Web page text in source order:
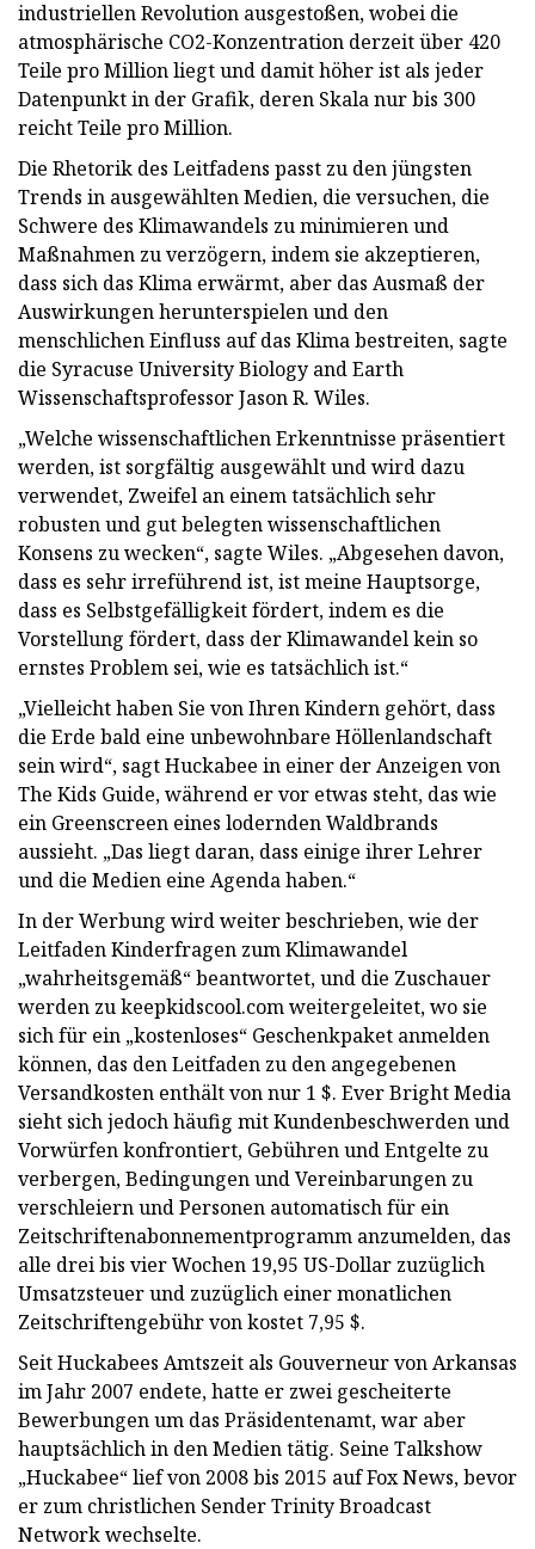
industriellen Revolution ausgestoßen, wobei die
atmosphärische CO2-Konzentration derzeit über 420
Teile pro Million liegt und damit höher ist als jeder
Datenpunkt in der Grafik, deren Skala nur bis 300
reicht Teile pro Million.
Die Rhetorik des Leitfadens passt zu den jüngsten
Trends in ausgewählten Medien, die versuchen, die
Schwere des Klimawandels zu minimieren und
Maßnahmen zu verzögern, indem sie akzeptieren,
dass sich das Klima erwärmt, aber das Ausmaß der
Auswirkungen herunterspielen und den
menschlichen Einfluss auf das Klima bestreiten, sagte
die Syracuse University Biology and Earth
Wissenschaftsprofessor Jason R. Wiles.
„Welche wissenschaftlichen Erkenntnisse präsentiert
werden, ist sorgfältig ausgewählt und wird dazu
verwendet, Zweifel an einem tatsächlich sehr
robusten und gut belegten wissenschaftlichen
Konsens zu wecken“, sagte Wiles. „Abgesehen davon,
dass es sehr irreführend ist, ist meine Hauptsorge,
dass es Selbstgefälligkeit fördert, indem es die
Vorstellung fördert, dass der Klimawandel kein so
ernstes Problem sei, wie es tatsächlich ist.“
„Vielleicht haben Sie von Ihren Kindern gehört, dass
die Erde bald eine unbewohnbare Höllenlandschaft
sein wird“, sagt Huckabee in einer der Anzeigen von
The Kids Guide, während er vor etwas steht, das wie
ein Greenscreen eines lodernden Waldbrands
aussieht. „Das liegt daran, dass einige ihrer Lehrer
und die Medien eine Agenda haben.“
In der Werbung wird weiter beschrieben, wie der
Leitfaden Kinderfragen zum Klimawandel
„wahrheitsgemäß“ beantwortet, und die Zuschauer
werden zu keepkidscool.com weitergeleitet, wo sie
sich für ein „kostenloses“ Geschenkpaket anmelden
können, das den Leitfaden zu den angegebenen
Versandkosten enthält von nur 1 $. Ever Bright Media
sieht sich jedoch häufig mit Kundenbeschwerden und
Vorwürfen konfrontiert, Gebühren und Entgelte zu
verbergen, Bedingungen und Vereinbarungen zu
verschleiern und Personen automatisch für ein
Zeitschriftenabonnementprogramm anzumelden, das
alle drei bis vier Wochen 19,95 US-Dollar zuzüglich
Umsatzsteuer und zuzüglich einer monatlichen
Zeitschriftengebühr von kostet 7,95 $.
Seit Huckabees Amtszeit als Gouverneur von Arkansas
im Jahr 2007 endete, hatte er zwei gescheiterte
Bewerbungen um das Präsidentenamt, war aber
hauptsächlich in den Medien tätig. Seine Talkshow
„Huckabee“ lief von 2008 bis 2015 auf Fox News, bevor
er zum christlichen Sender Trinity Broadcast
Network wechselte.